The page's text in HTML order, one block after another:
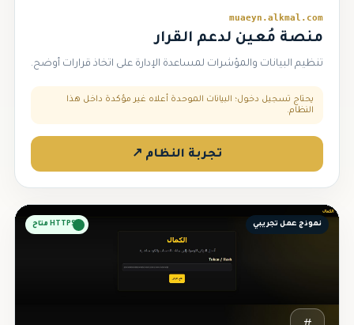
muaeyn.alkmal.com
منصة مُعين لدعم القرار
تنظيم البيانات والمؤشرات لمساعدة الإدارة على اتخاذ قرارات أوضح.
يحتاج تسجيل دخول؛ البيانات الموحدة أعلاه غير مؤكدة داخل هذا
النظام.
تجربة النظام ↗
نموذج عمل تجريبي HTTPS متاح